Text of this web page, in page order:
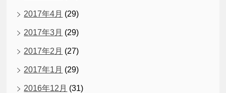
2017年4月 (29)
2017年3月 (29)
2017年2月 (27)
2017年1月 (29)
2016年12月 (31)